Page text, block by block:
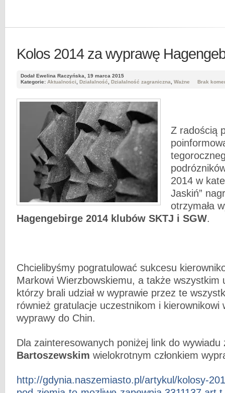
Kolos 2014 za wyprawę
Dodał Ewelina Raczyńska, 19 marca 2015
Kategorie: Aktualności Działalność Działalność zagraniczna Ważne Brak
Z radością
2014 w
Jaskiń”
otrzymała
Hagengebirge 2014 klubów SKTJ i SGW.
Chcielibyśmy pogratulować sukcesu
Markowi Wierzbowskiemu, a także wszystkim
którzy brali udział w wyprawie przez te
również gratulacje uczestnikom i kierownikowi
wyprawy do Chin.
Dla zainteresowanych poniżej link do
Bartoszewskim wielokrotnym członkiem
http://gdynia.naszemiasto.pl/artykul/kolosy-